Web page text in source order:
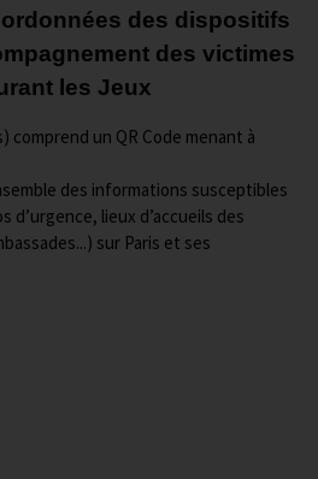
des dispositifs
des victimes
les Jeux
comprend un QR Code menant à
des informations susceptibles
d’urgence, lieux d’accueils des
sur Paris et ses